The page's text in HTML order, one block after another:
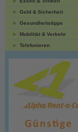
Geld & Sicherheit
Gesundheitstipps
Mobilität & Verkehr
Telefonieren